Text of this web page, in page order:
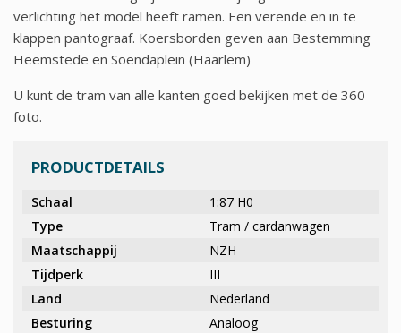
PRODUCTDETAILS
Schaal
1:87 H0
Type
Tram / cardanwagen
Maatschappij
NZH
Tijdperk
III
Land
Nederland
Besturing
Analoog
verlichting het model heeft ramen. Een verende en in te
klappen pantograaf. Koersborden geven aan Bestemming
Heemstede en Soendaplein (Haarlem)
U kunt de tram van alle kanten goed bekijken met de 360
foto.